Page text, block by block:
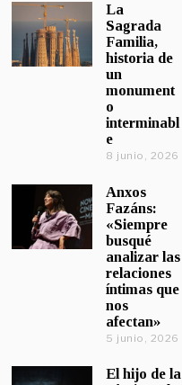
La
Sagrada
Familia,
historia de
un
monument
o
interminabl
e
8 junio, 2026
Anxos
Fazáns:
«Siempre
busqué
analizar las
relaciones
íntimas que
nos
afectan»
5 junio, 2026
El hijo de la